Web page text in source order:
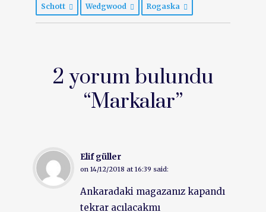
Schott Wedgwood Rogaska
2 yorum bulundu
“Markalar”
Elif güller
on 14/12/2018 at 16:39 said:
Ankaradaki magazanız kapandı
tekrar acılacakmı